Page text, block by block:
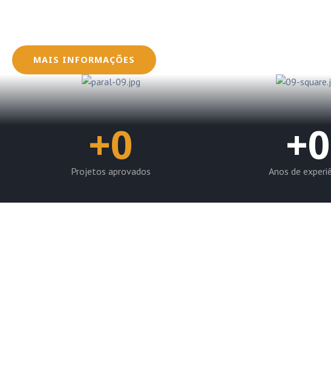
MAIS INFORMAÇÕES
+0
Projetos aprovados
+0
Anos de